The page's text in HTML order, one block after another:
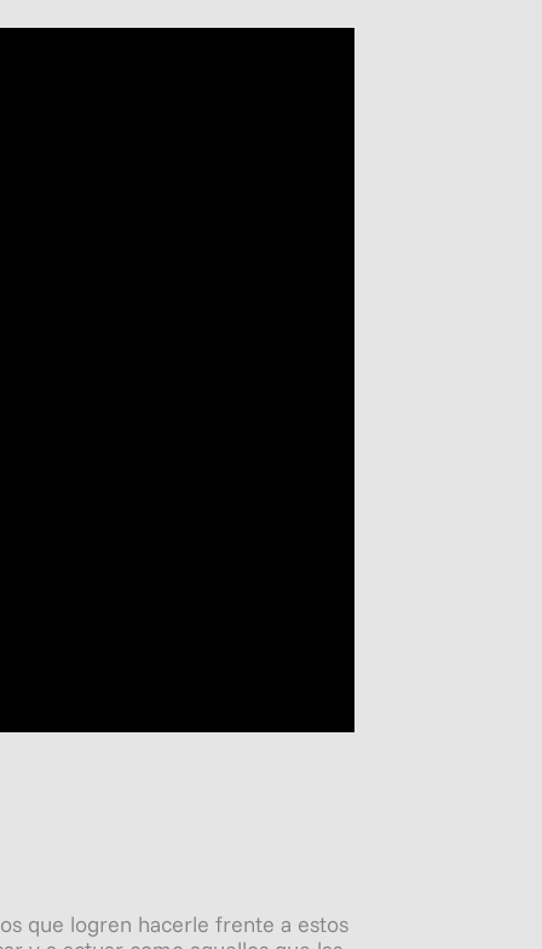
que logren hacerle frente a estos